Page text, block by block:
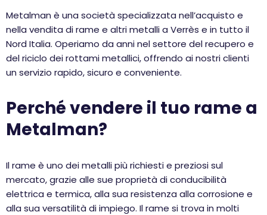
Metalman è una società specializzata nell’acquisto e
nella vendita di rame e altri metalli a Verrès e in tutto il
Nord Italia. Operiamo da anni nel settore del recupero e
del riciclo dei rottami metallici, offrendo ai nostri clienti
un servizio rapido, sicuro e conveniente.
Perché vendere il tuo rame a
Metalman?
Il rame è uno dei metalli più richiesti e preziosi sul
mercato, grazie alle sue proprietà di conducibilità
elettrica e termica, alla sua resistenza alla corrosione e
alla sua versatilità di impiego. Il rame si trova in molti